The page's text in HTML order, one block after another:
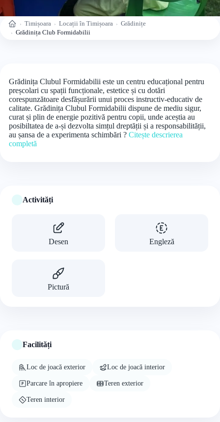
Acasă Timișoara Locații în Timișoara
Grădinițe
Grădinița Club Formidabilii
Grădinița Clubul Formidabilii este un centru educațional pentru
preșcolari cu spații funcționale, estetice și cu dotări
corespunzătoare desfășurării unui proces instructiv-educativ de
calitate. Grădinița Clubul Formidabilii dispune de mediu sigur,
curat și plin de energie pozitivă pentru copii, unde aceștia au
posibiltatea de a-și dezvolta simțul dreptății și a responsabilității,
au șansa de a experimenta schimbări ? Citește descrierea
completă
Activități
Desen Engleză
Pictură
Facilități
Loc de joacă exterior Loc de joacă interior
Parcare în apropiere Teren exterior
Teren interior